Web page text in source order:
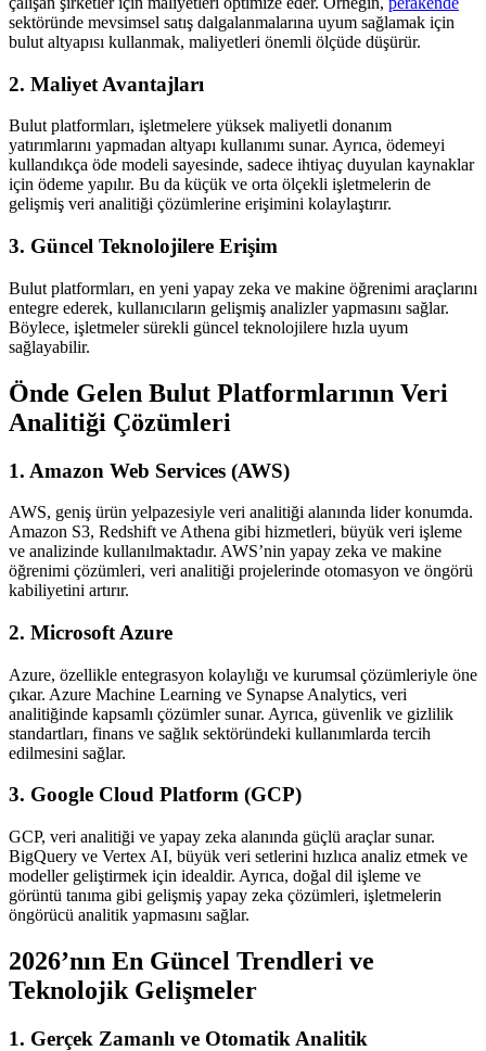
sektöründe mevsimsel satış dalgalanmalarına uyum sağlamak için
bulut altyapısı kullanmak, maliyetleri önemli ölçüde düşürür.
2. Maliyet Avantajları
Bulut platformları, işletmelere yüksek maliyetli donanım
yatırımlarını yapmadan altyapı kullanımı sunar. Ayrıca, ödemeyi
kullandıkça öde modeli sayesinde, sadece ihtiyaç duyulan kaynaklar
için ödeme yapılır. Bu da küçük ve orta ölçekli işletmelerin de
gelişmiş veri analitiği çözümlerine erişimini kolaylaştırır.
3. Güncel Teknolojilere Erişim
Bulut platformları, en yeni yapay zeka ve makine öğrenimi araçlarını
entegre ederek, kullanıcıların gelişmiş analizler yapmasını sağlar.
Böylece, işletmeler sürekli güncel teknolojilere hızla uyum
sağlayabilir.
Önde Gelen Bulut Platformlarının Veri
Analitiği Çözümleri
1. Amazon Web Services (AWS)
AWS, geniş ürün yelpazesiyle veri analitiği alanında lider konumda.
Amazon S3, Redshift ve Athena gibi hizmetleri, büyük veri işleme
ve analizinde kullanılmaktadır. AWS’nin yapay zeka ve makine
öğrenimi çözümleri, veri analitiği projelerinde otomasyon ve öngörü
kabiliyetini artırır.
2. Microsoft Azure
Azure, özellikle entegrasyon kolaylığı ve kurumsal çözümleriyle öne
çıkar. Azure Machine Learning ve Synapse Analytics, veri
analitiğinde kapsamlı çözümler sunar. Ayrıca, güvenlik ve gizlilik
standartları, finans ve sağlık sektöründeki kullanımlarda tercih
edilmesini sağlar.
3. Google Cloud Platform (GCP)
GCP, veri analitiği ve yapay zeka alanında güçlü araçlar sunar.
BigQuery ve Vertex AI, büyük veri setlerini hızlıca analiz etmek ve
modeller geliştirmek için idealdir. Ayrıca, doğal dil işleme ve
görüntü tanıma gibi gelişmiş yapay zeka çözümleri, işletmelerin
öngörücü analitik yapmasını sağlar.
2026’nın En Güncel Trendleri ve
Teknolojik Gelişmeler
1. Gerçek Zamanlı ve Otomatik Analitik